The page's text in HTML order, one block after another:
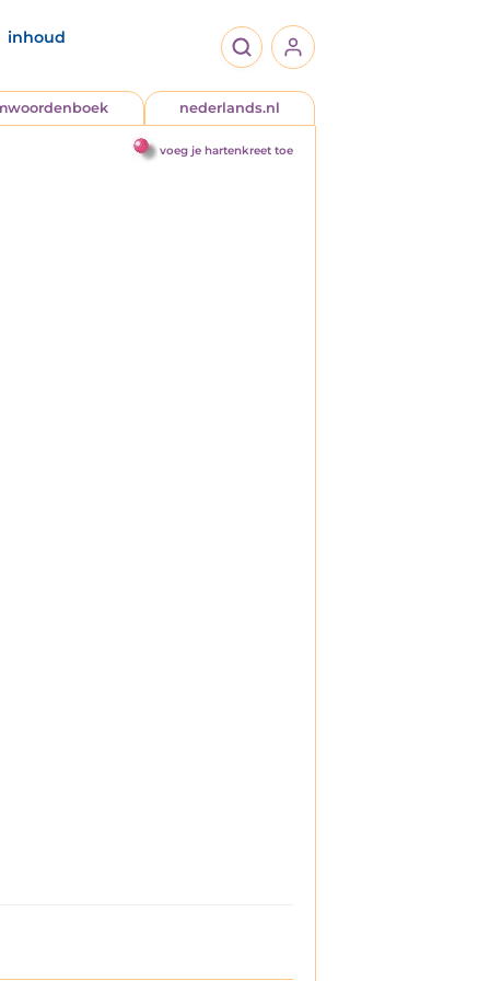
inhoud
nederlands.nl
voeg je hartenkreet toe